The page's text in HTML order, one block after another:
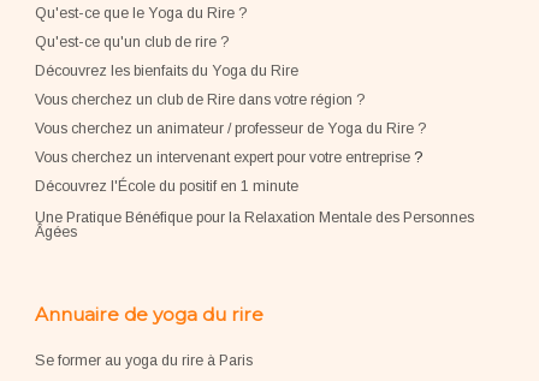
Qu'est-ce que le Yoga du Rire ?
Qu'est-ce qu'un club de rire ?
Découvrez les bienfaits du Yoga du Rire
Vous cherchez un club de Rire dans votre région ?
Vous cherchez un animateur / professeur de Yoga du Rire ?
Vous cherchez un intervenant expert pour votre entreprise?
Découvrez l'École du positif en 1 minute
Une Pratique Bénéfique pour la Relaxation Mentale des Personnes
Âgées
Annuaire de yoga du rire
Se former au yoga du rire à Paris